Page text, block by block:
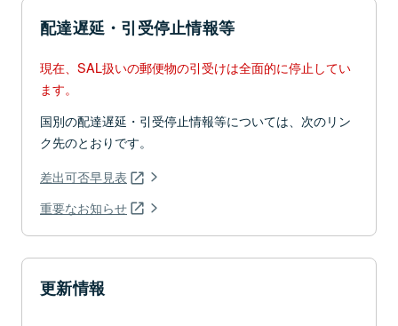
配達遅延・引受停止情報等
現在、SAL扱いの郵便物の引受けは全面的に停止してい
ます。
国別の配達遅延・引受停止情報等については、次のリン
ク先のとおりです。
差出可否早見表
重要なお知らせ
更新情報